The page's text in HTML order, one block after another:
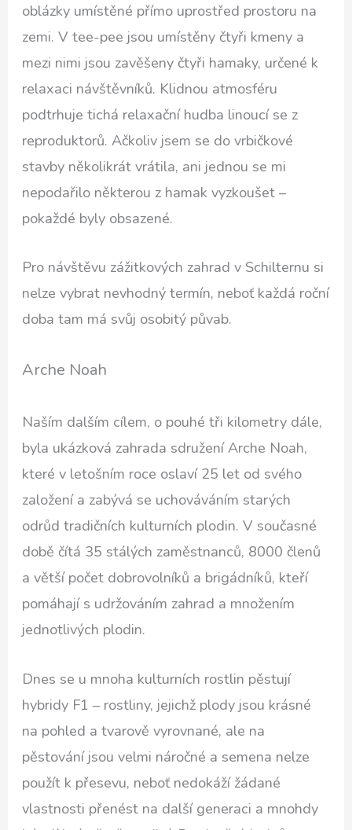
oblázky umístěné přímo uprostřed prostoru na
zemi. V tee-pee jsou umístěny čtyři kmeny a
mezi nimi jsou zavěšeny čtyři hamaky, určené k
relaxaci návštěvníků. Klidnou atmosféru
podtrhuje tichá relaxační hudba linoucí se z
reproduktorů. Ačkoliv jsem se do vrbičkové
stavby několikrát vrátila, ani jednou se mi
nepodařilo některou z hamak vyzkoušet –
pokaždé byly obsazené.
Pro návštěvu zážitkových zahrad v Schilternu si
nelze vybrat nevhodný termín, neboť každá roční
doba tam má svůj osobitý půvab.
Arche Noah
Naším dalším cílem, o pouhé tři kilometry dále,
byla ukázková zahrada sdružení Arche Noah,
které v letošním roce oslaví 25 let od svého
založení a zabývá se uchováváním starých
odrůd tradičních kulturních plodin. V současné
době čítá 35 stálých zaměstnanců, 8000 členů
a větší počet dobrovolníků a brigádníků, kteří
pomáhají s udržováním zahrad a množením
jednotlivých plodin.
Dnes se u mnoha kulturních rostlin pěstují
hybridy F1 – rostliny, jejichž plody jsou krásné
na pohled a tvarově vyrovnané, ale na
pěstování jsou velmi náročné a semena nelze
použít k přesevu, neboť nedokáží žádané
vlastnosti přenést na další generaci a mnohdy